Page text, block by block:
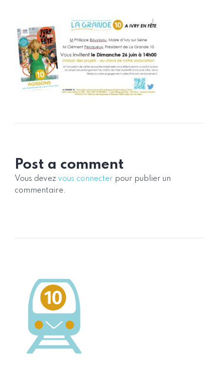
Post a comment
Vous devez vous connecter pour publier un
commentaire.